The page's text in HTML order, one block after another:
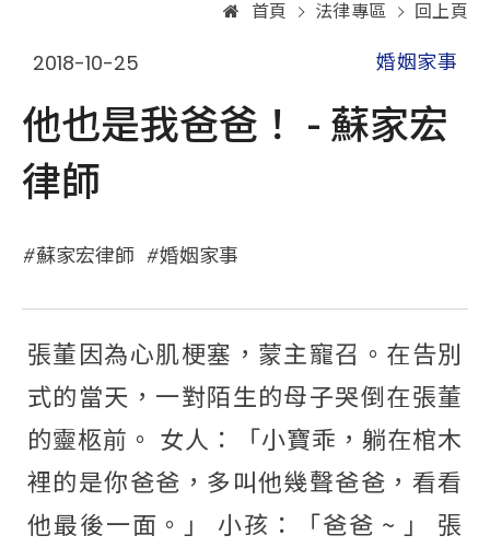
首頁 法律專區 回上頁
2018-10-25 婚姻家事
他也是我爸爸！ - 蘇家宏
律師
蘇家宏律師 婚姻家事
張董因為心肌梗塞，蒙主寵召。在告別
式的當天，一對陌生的母子哭倒在張董
的靈柩前。 女人：「小寶乖，躺在棺木
裡的是你爸爸，多叫他幾聲爸爸，看看
他最後一面。」 小孩：「爸爸 ~ 」 張